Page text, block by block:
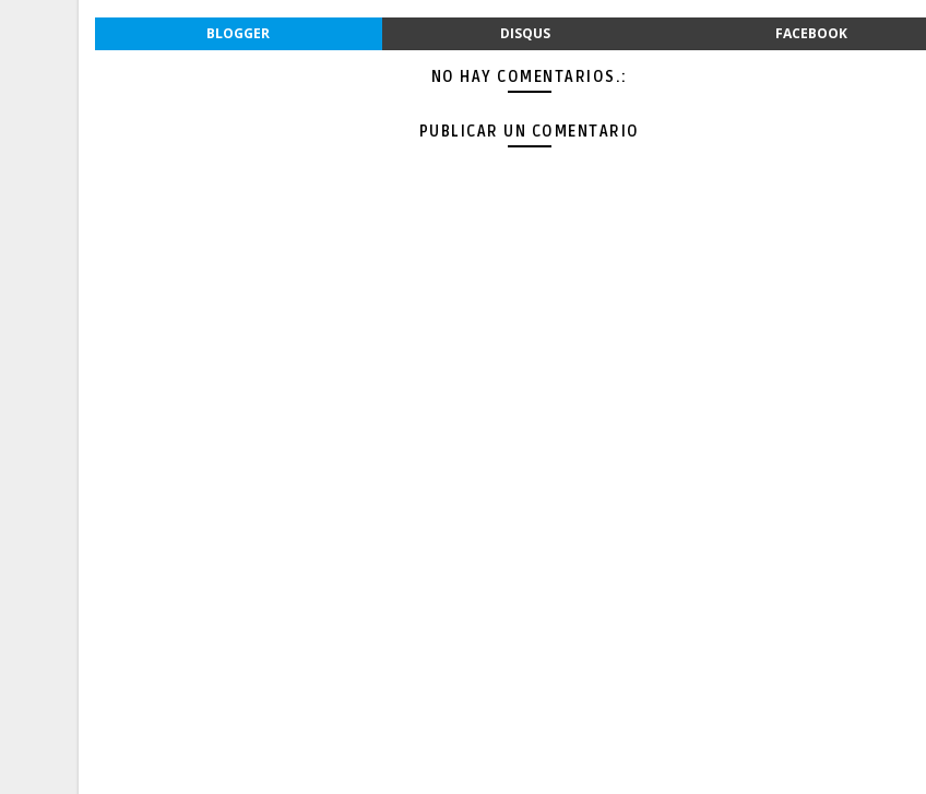
BLOGGER DISQUS FACEBOOK
NO HAY COMENTARIOS.:
PUBLICAR UN COMENTARIO